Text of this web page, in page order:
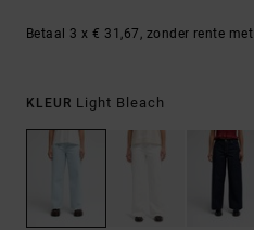
Betaal 3 x € 31,67, zonder rente met
KLEUR Light Bleach